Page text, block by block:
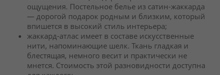
ощущения. Постельное белье из сатин-жаккарда
— дорогой подарок родным и близким, который
впишется в высокий стиль интерьера;
жаккард-атлас имеет в составе искусственные
нити, напоминающие шелк. Ткань гладкая и
блестящая, немного весит и практически не
мнется. Стоимость этой разновидности доступна